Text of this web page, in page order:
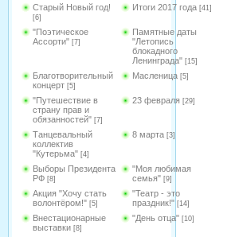
Старый Новый год!
[6]
Итоги 2017 года [41]
"Поэтическое
Ассорти" [7]
Памятные даты
"Летопись
блокадного
Ленинграда" [15]
Благотворительный
концерт [5]
Масленица [5]
"Путешествие в
страну прав и
обязанностей" [7]
23 февраля [29]
Танцевальный
коллектив
"Кутерьма" [4]
8 марта [3]
Выборы Президента
РФ [8]
"Моя любимая
семья" [9]
Акция "Хочу стать
волонтёром!" [5]
"Театр - это
праздник!" [14]
Внестационарные
выставки [8]
"День отца" [10]